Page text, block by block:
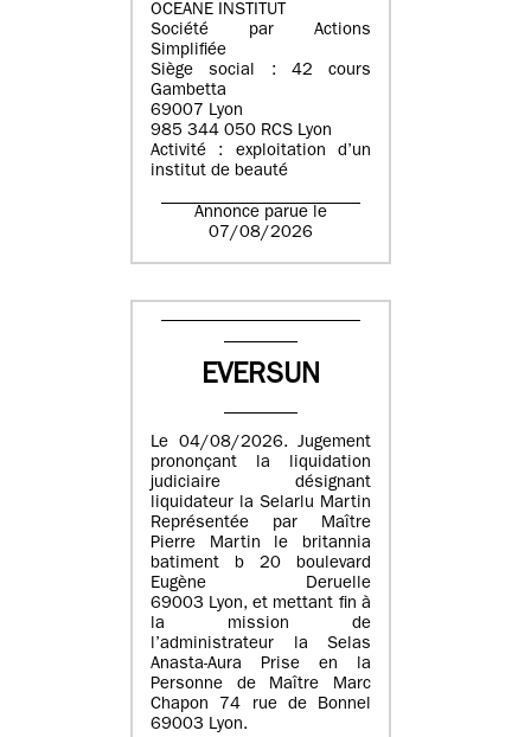
OCEANE INSTITUT
Société par Actions
Simplifiée
Siège social : 42 cours
Gambetta
69007 Lyon
985 344 050 RCS Lyon
Activité : exploitation d’un
institut de beauté
Annonce parue le
07/08/2026
EVERSUN
Le 04/08/2026. Jugement
prononçant la liquidation
judiciaire désignant
liquidateur la Selarlu Martin
Représentée par Maître
Pierre Martin le britannia
batiment b 20 boulevard
Eugène Deruelle
69003 Lyon, et mettant fin à
la mission de
l’administrateur la Selas
Anasta-Aura Prise en la
Personne de Maître Marc
Chapon 74 rue de Bonnel
69003 Lyon.